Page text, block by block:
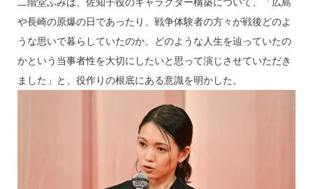
二階堂ふみは、佐知子役のキャラクター構築について、「広島
や長崎の原爆の日であったり、戦争体験者の方々が戦後どのよ
うな思いで暮らしていたのか、どのような人生を辿っていたの
かという当事者性を大切にしたいと思って演じさせていただき
ました」と、役作りの根底にある意識を明かした。